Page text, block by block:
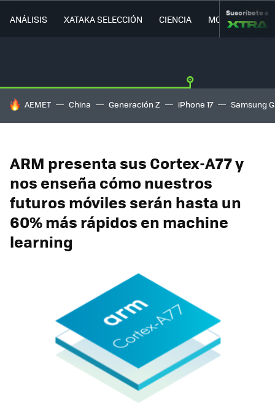
ANÁLISIS XATAKA SELECCIÓN CIENCIA MOVILIDAD
Suscríbete a
HOY SE HABLA DE
AEMET China Generación Z iPhone 17 Samsung
ARM presenta sus Cortex-A77 y
nos enseña cómo nuestros
futuros móviles serán hasta un
60% más rápidos en machine
learning